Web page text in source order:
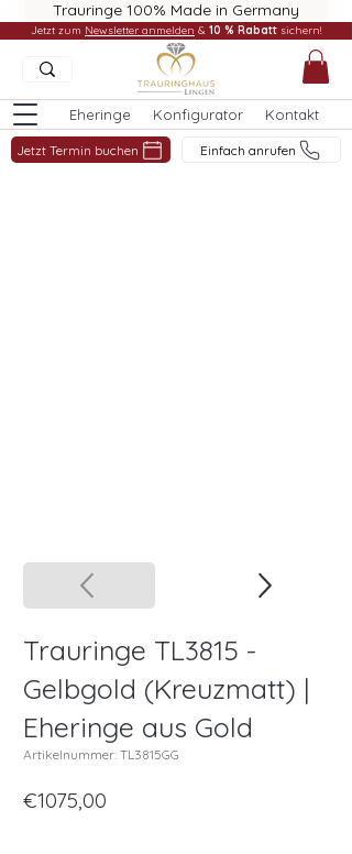
Trauringe 100% Made in Germany
Eheringe Konfigurator Kontakt
Jetzt Termin buchen Einfach anrufen
Jetzt zum Newsletter anmelden & 10 % Rabatt sichern!
Trauringe TL3815 -
Gelbgold (Kreuzmatt) |
Eheringe aus Gold
Artikelnummer: TL3815GG
€1075,00